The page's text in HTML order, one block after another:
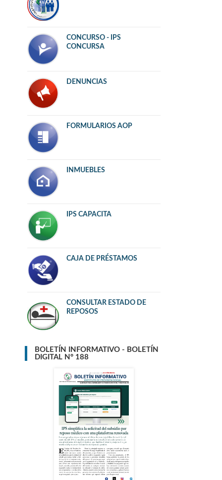
CONCURSO - IPS
CONCURSA
DENUNCIAS
FORMULARIOS AOP
INMUEBLES
IPS CAPACITA
CAJA DE PRÉSTAMOS
CONSULTAR ESTADO DE
REPOSOS
BOLETÍN INFORMATIVO - BOLETÍN
DIGITAL N° 188